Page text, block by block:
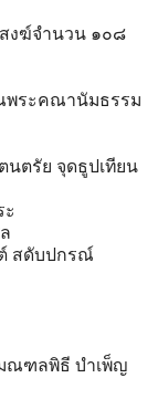
งฆ์จำนวน ๑๐๘
พระคณานัมธรรม
นตรัย จุดธูปเทียน
ะ
สดับปกรณ์
ณฑลพิธี บำเพ็ญ